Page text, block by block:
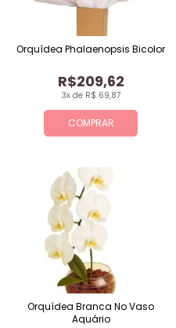
COMPRAR
3x de R$ 69,87
R$209,62
Orquídea Phalaenopsis Bicolor
Orquídea Branca No Vaso
Aquário